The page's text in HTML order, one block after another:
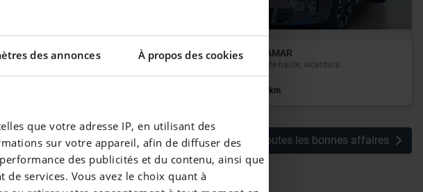
des annonces À propos des cookies
que votre adresse IP, en utilisant des
sur votre appareil, afin de diffuser des
des publicités et du contenu, ainsi que
de services. Vous avez le choix quant à
MACAN CUPRA TERRAMAR
Gps, affichage tête haute, alcantara ...
1 km
Voir toutes les bonnes affaires